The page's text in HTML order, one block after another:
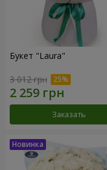
Букет "Laura"
3 012 грн
Заказать